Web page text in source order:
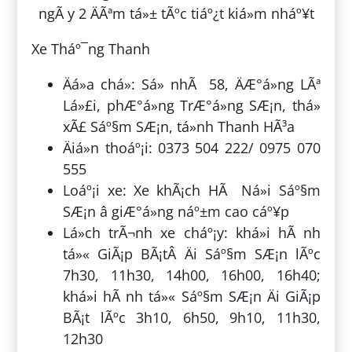
Xe Tháº¯ng Thanh
Äá»a chá»: Sá» nhÃ 58, ÄÆ°á»ng LÃª
Lá»£i, phÆ°á»ng TrÆ°á»ng SÆ¡n, thá»
xÃ£ Sáº§m SÆ¡n, tá»nh Thanh HÃ³a
Äiá»n thoáº¡i: 0373 504 222/ 0975 070
555
Loáº¡i xe: Xe khÃ¡ch HÃ Ná»i Sáº§m
SÆ¡n â giÆ°á»ng náº±m cao cáº¥p
Lá»ch trÃ¬nh xe cháº¡y: khá»i hÃ nh
tá»« GiÃ¡p BÃ¡tÂ Äi Sáº§m SÆ¡n lÃºc
7h30, 11h30, 14h00, 16h00, 16h40;
khá»i hÃ nh tá»« Sáº§m SÆ¡n Äi GiÃ¡p
BÃ¡t lÃºc 3h10, 6h50, 9h10, 11h30,
12h30